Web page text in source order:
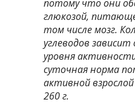
потому что они
глюкозой,
том числе мозг.
углеводов
уровня
суточная норма
активной
260 г.